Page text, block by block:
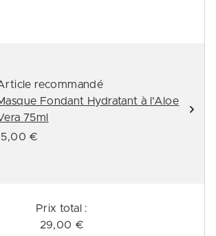
recommandé
Fondant Hydratant à l'Aloe
75ml
€
Prix ​​total :
29,00 €